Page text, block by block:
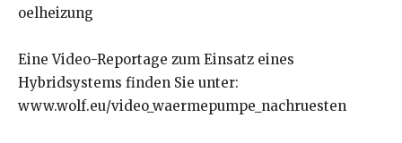
oelheizung
Eine Video-Reportage zum Einsatz eines
Hybridsystems finden Sie unter:
www.wolf.eu/video_waermepumpe_nachruesten